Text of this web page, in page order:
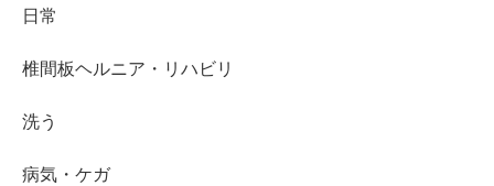
日常
椎間板ヘルニア・リハビリ
洗う
病気・ケガ